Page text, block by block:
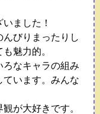
ました！
びりまったりし
魅力的。
なキャラの組み
います。みんな
が大好きです。